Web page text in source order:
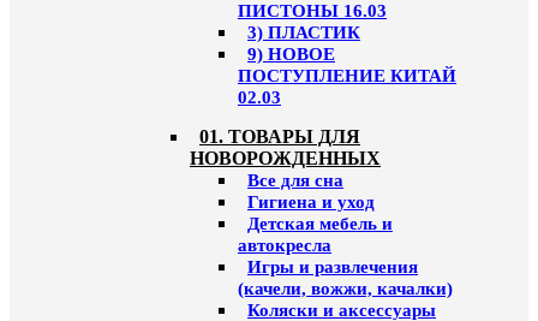
ПИСТОНЫ 16.03
3) ПЛАСТИК
9) НОВОЕ
ПОСТУПЛЕНИЕ КИТАЙ
02.03
01. ТОВАРЫ ДЛЯ
НОВОРОЖДЕННЫХ
Все для сна
Гигиена и уход
Детская мебель и
автокресла
Игры и развлечения
(качели, вожжи, качалки)
Коляски и аксессуары